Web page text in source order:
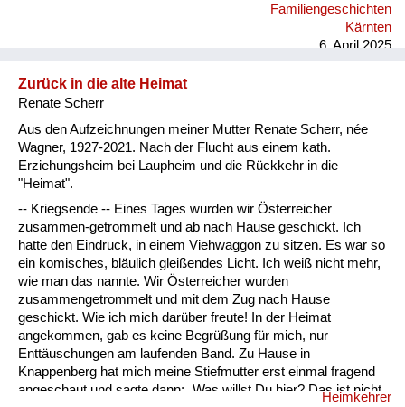
Familiengeschichten
Kärnten
6. April 2025
Zurück in die alte Heimat
Renate Scherr
Aus den Aufzeichnungen meiner Mutter Renate Scherr, née
Wagner, 1927-2021. Nach der Flucht aus einem kath.
Erziehungsheim bei Laupheim und die Rückkehr in die
"Heimat".
-- Kriegsende -- Eines Tages wurden wir Österreicher
zusammen-getrommelt und ab nach Hause geschickt. Ich
hatte den Eindruck, in einem Viehwaggon zu sitzen. Es war so
ein komisches, bläulich gleißendes Licht. Ich weiß nicht mehr,
wie man das nannte. Wir Österreicher wurden
zusammengetrommelt und mit dem Zug nach Hause
geschickt. Wie ich mich darüber freute! In der Heimat
angekommen, gab es keine Begrüßung für mich, nur
Enttäuschungen am laufenden Band. Zu Hause in
Knappenberg hat mich meine Stiefmutter erst einmal fragend
angeschaut und sagte dann: „Was willst Du hier? Das ist nicht
Heimkehrer